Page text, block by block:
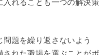
入れることも一つの解決策
題を繰り返さないよう